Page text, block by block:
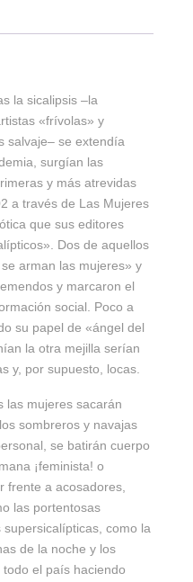
la sicalipsis –la
«frívolas» y
salvaje– se extendía
surgían las
y más atrevidas
a través de Las Mujeres
que sus editores
Dos de aquellos
arman las mujeres» y
y marcaron el
social. Poco a
su papel de «ángel del
la otra mejilla serían
y, por supuesto, locas.
las mujeres sacarán
sombreros y navajas
se batirán cuerpo
¡feminista! o
frente a acosadores,
las portentosas
como la
de la noche y los
el país haciendo